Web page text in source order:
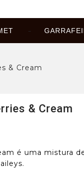
& Cream
& Cream
é uma mistura